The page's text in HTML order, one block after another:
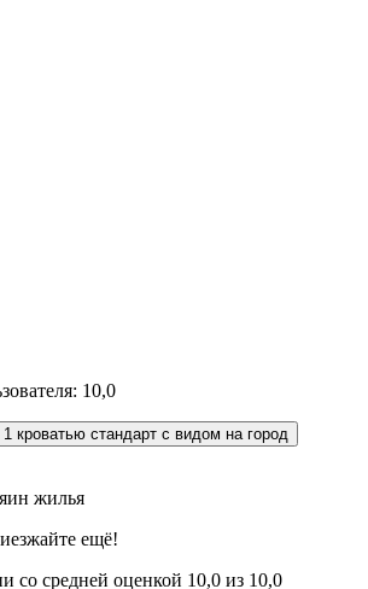
10,0
кроватью стандарт с видом на город
жилья
ещё!
со средней оценкой 10,0 из 10,0